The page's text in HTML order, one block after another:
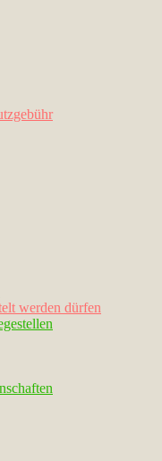
werden dürfen